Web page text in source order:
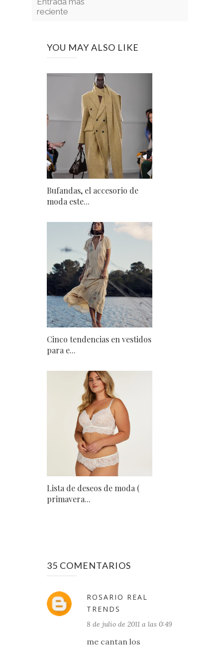
reciente
YOU MAY ALSO LIKE
Bufandas, el accesorio de
moda este...
Cinco tendencias en vestidos
para e...
Lista de deseos de moda (
primavera...
35 COMENTARIOS
ROSARIO REAL
TRENDS
8 de julio de 2011 a las 0:49
me cantan los